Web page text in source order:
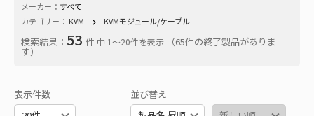
メーカー： すべて
カテゴリー： KVM KVMモジュール/ケーブル
検索結果： 53 件 中 1〜20件を表示 （65件の終了製品がありま
す）
表示件数 並び替え